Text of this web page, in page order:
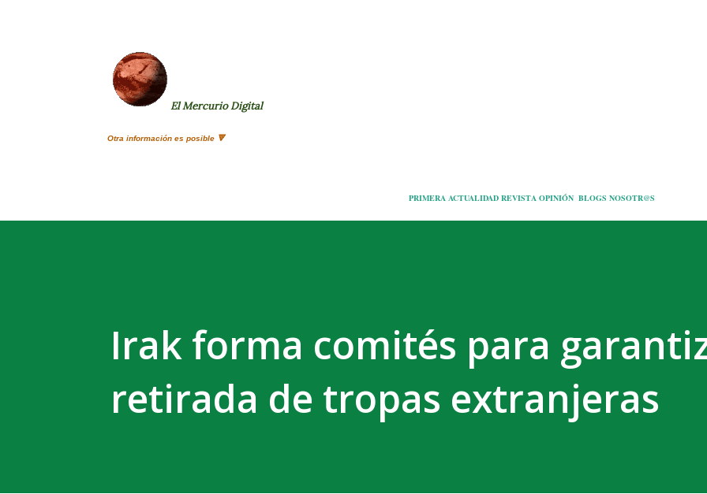
El Mercurio Digital
Otra información es posible 🔻
PRIMERA ACTUALIDAD REVISTA OPINIÓN BLOGS NOSOTR@S
Irak forma comités para
retirada de tropas extranjeras